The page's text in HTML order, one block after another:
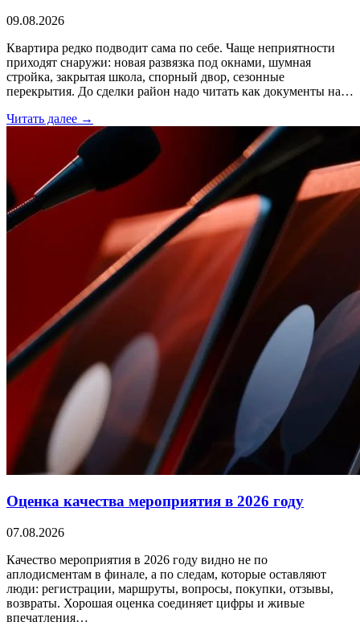
09.08.2026
Квартира редко подводит сама по себе. Чаще неприятности
приходят снаружи: новая развязка под окнами, шумная
стройка, закрытая школа, спорный двор, сезонные
перекрытия. До сделки район надо читать как документы на…
Читать далее →
Оценка качества мероприятия в 2026 году
07.08.2026
Качество мероприятия в 2026 году видно не по
аплодисментам в финале, а по следам, которые оставляют
люди: регистрации, маршруты, вопросы, покупки, отзывы,
возвраты. Хорошая оценка соединяет цифры и живые
впечатления…